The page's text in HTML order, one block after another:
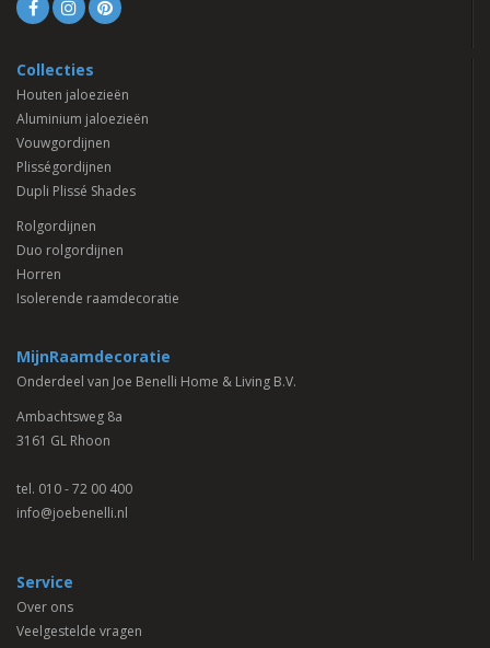
Collecties
Houten jaloezieën
Aluminium jaloezieën
Vouwgordijnen
Plisségordijnen
Dupli Plissé Shades
Rolgordijnen
Duo rolgordijnen
Horren
Isolerende raamdecoratie
MijnRaamdecoratie
Onderdeel van Joe Benelli Home & Living B.V.
Ambachtsweg 8a
3161 GL Rhoon
tel. 010 - 72 00 400
info@joebenelli.nl
Service
Over ons
Veelgestelde vragen